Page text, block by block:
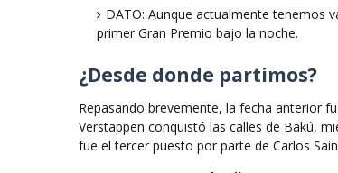
DATO: Aunque actualmente tenemos
primer Gran Premio bajo la noche.
¿Desde donde partimos?
Repasando brevemente, la fecha anterior
Verstappen conquistó las calles de Bakú,
fue el tercer puesto por parte de Carlos